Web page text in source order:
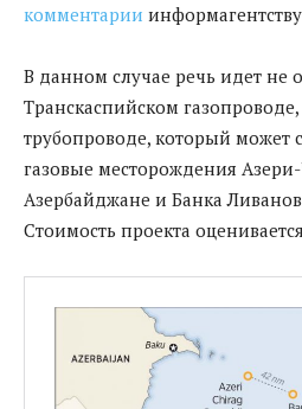
комментарии
В данном случае речь идет не
Транскаспийском
трубопроводе, который
газовые месторождения
Азербайджане и Банка
Стоимость проекта